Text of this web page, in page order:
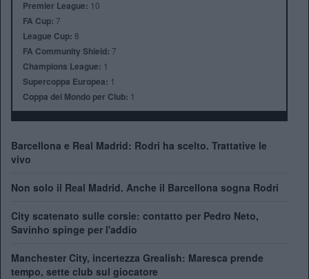
Premier League: 10
FA Cup: 7
League Cup: 8
FA Community Shield: 7
Champions League: 1
Supercoppa Europea: 1
Coppa del Mondo per Club: 1
Barcellona e Real Madrid: Rodri ha scelto. Trattative le
vivo
Non solo il Real Madrid. Anche il Barcellona sogna Rodri
City scatenato sulle corsie: contatto per Pedro Neto,
Savinho spinge per l'addio
Manchester City, incertezza Grealish: Maresca prende
tempo, sette club sul giocatore